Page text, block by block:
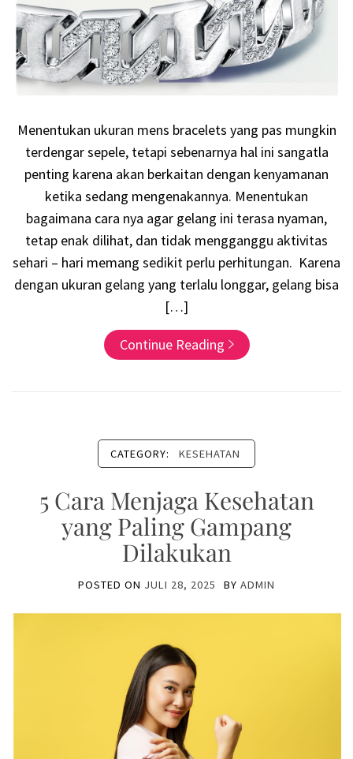
Menentukan ukuran mens bracelets yang pas mungkin
terdengar sepele, tetapi sebenarnya hal ini sangatla
penting karena akan berkaitan dengan kenyamanan
ketika sedang mengenakannya. Menentukan
bagaimana cara nya agar gelang ini terasa nyaman,
tetap enak dilihat, dan tidak mengganggu aktivitas
sehari – hari memang sedikit perlu perhitungan. Karena
dengan ukuran gelang yang terlalu longgar, gelang bisa
[…]
Continue Reading
CATEGORY: KESEHATAN
5 Cara Menjaga Kesehatan
yang Paling Gampang
Dilakukan
POSTED ON JULI 28, 2025 BY ADMIN